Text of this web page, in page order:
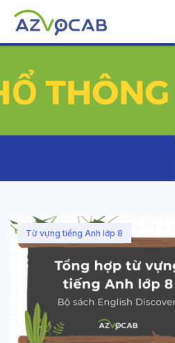
Về azVocab
Từ vựng ôn thi
Tiếng Anh phổ thông
Từ vựng tiếng Anh lớp 8